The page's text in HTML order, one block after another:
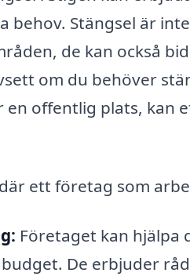
behov. Stängsel är
de kan också
om du behöver
offentlig plats, kan
ett företag som
Företaget kan hjälpa
De erbjuder